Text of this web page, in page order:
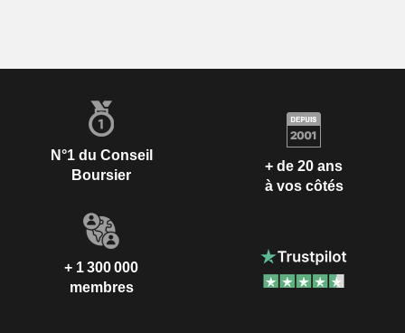
N°1 du Conseil
Boursier
+ de 20 ans
à vos côtés
+ 1 300 000
membres